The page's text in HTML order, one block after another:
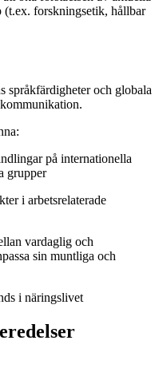
(t.ex. forskningsetik, hållbar
språkfärdigheter och globala
på internationella
grupper
i arbetsrelaterade
vardaglig och
sin muntliga och
i näringslivet